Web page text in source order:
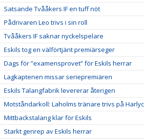
Satsande Tvååkers IF en tuff nöt
Pådrivaren Leo trivs i sin roll
Tvååkers IF saknar nyckelspelare
Eskils tog en välförtjänt premiärseger
Dags för ”examensprovet” för Eskils herrar
Lagkaptenen missar seriepremiären
Eskils Talangfabrik levererar återigen
Motståndarkoll: Laholms tränare trivs på
Mittbackstalang klar för Eskils
Starkt genrep av Eskils herrar